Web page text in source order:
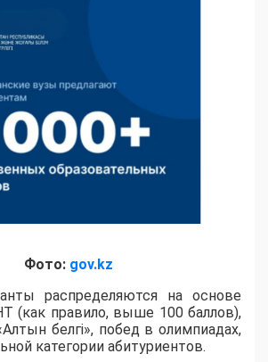
Фото: gov.kz
распределяются на основе
(как правило, выше 100 баллов),
белгі», побед в олимпиадах,
категории абитуриентов.